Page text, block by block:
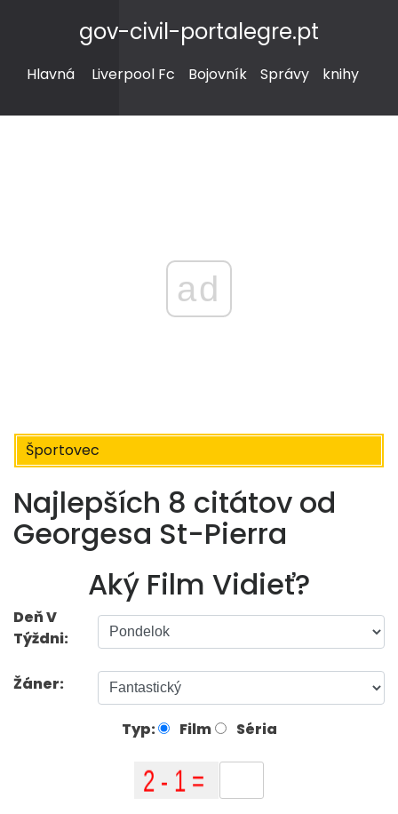
gov-civil-portalegre.pt
Hlavná Liverpool Fc Bojovník Správy knihy
ad
Športovec
Najlepších 8 citátov od
Georgesa St-Pierra
Aký Film Vidieť?
Deň V
Týždni:
Žáner:
Typ: Film Séria